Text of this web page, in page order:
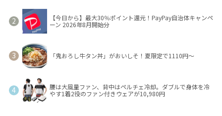
【今日から】最大30％ポイント還元！PayPay自治体キャンペ
ーン 2026年8月開始分
「鬼おろし牛タン丼」がおいしそ！夏限定で1110円～
腰は大風量ファン、背中はペルチェ冷却。ダブルで身体を冷
やす1着2役のファン付きウェアが10,980円